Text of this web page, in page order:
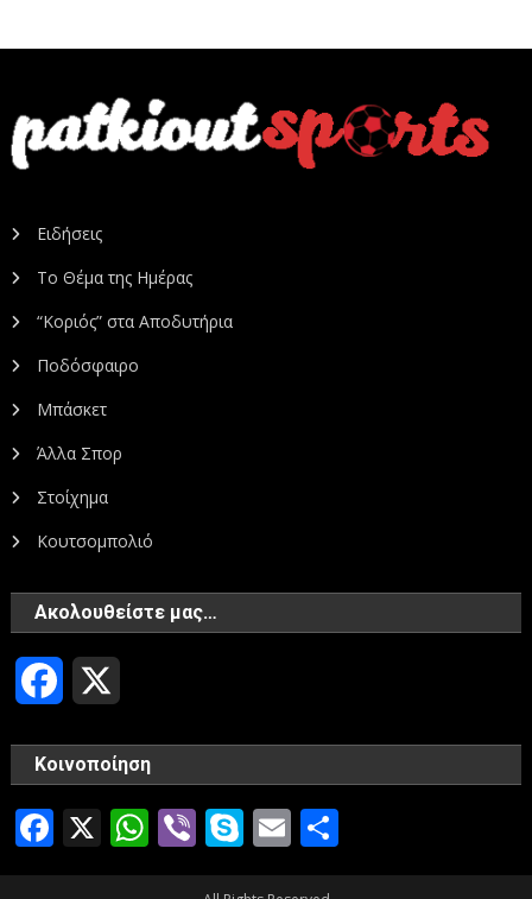
Ειδήσεις
Το Θέμα της Ημέρας
“Κοριός” στα Αποδυτήρια
Ποδόσφαιρο
Μπάσκετ
Άλλα Σπορ
Στοίχημα
Κουτσομπολιό
Ακολουθείστε μας…
Facebook
Κοινοποίηση
Facebook
X WhatsApp
ViberSkype
Email